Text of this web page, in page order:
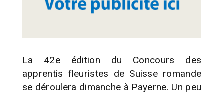
La 42e édition du Concours des
apprentis fleuristes de Suisse romande
se déroulera dimanche à Payerne. Un peu